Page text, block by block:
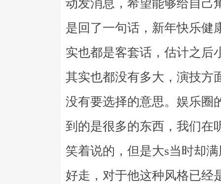
动发消息，希望能够给自己
是回了一句话，新年快乐健
实也都是客套话，估计之后
其实也都没有多大，演技方
没有要选择的意思。娱乐圈
到的是很多的东西，我们在
笑着说的，但是大s当时却
好走，对于他这种风格已经